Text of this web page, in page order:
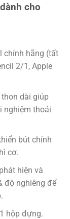
cho
chính hãng (tất
2/1, Apple
dài giúp
nghiệm thoải
bút chính
cơ.
hiện và
độ nghiêng để
hộp đựng.